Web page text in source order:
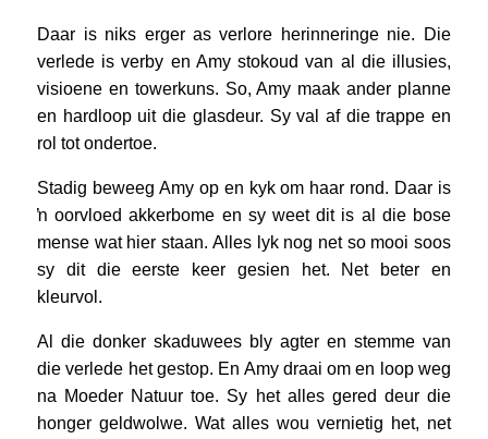
Daar is niks erger as verlore herinneringe nie. Die
verlede is verby en Amy stokoud van al die illusies,
visioene en towerkuns. So, Amy maak ander planne
en hardloop uit die glasdeur. Sy val af die trappe en
rol tot ondertoe.
Stadig beweeg Amy op en kyk om haar rond. Daar is
ŉ oorvloed akkerbome en sy weet dit is al die bose
mense wat hier staan. Alles lyk nog net so mooi soos
sy dit die eerste keer gesien het. Net beter en
kleurvol.
Al die donker skaduwees bly agter en stemme van
die verlede het gestop. En Amy draai om en loop weg
na Moeder Natuur toe. Sy het alles gered deur die
honger geldwolwe. Wat alles wou vernietig het, net